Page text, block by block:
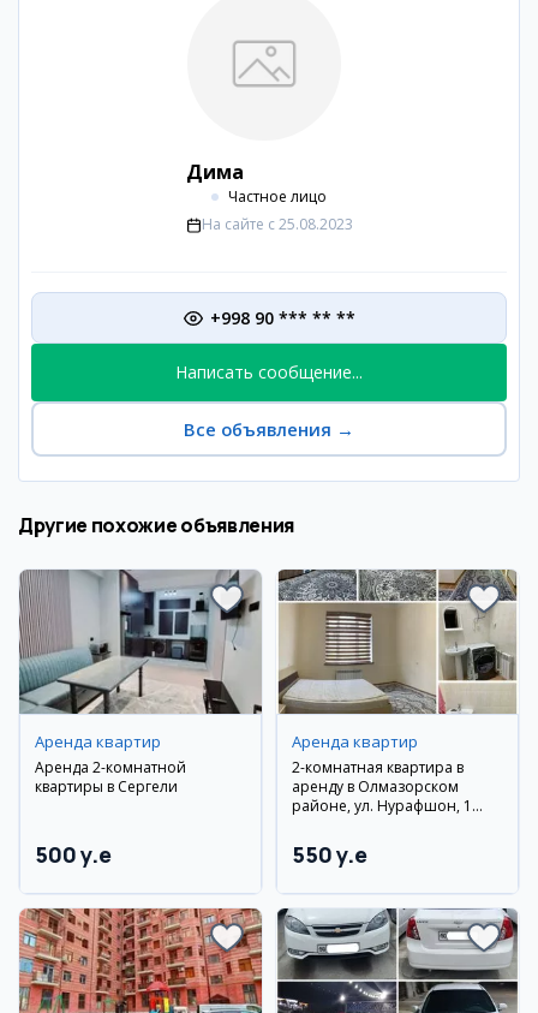
Дима
Частное лицо
На сайте с 25.08.2023
+998 90 *** ** **
Написать сообщение...
Все объявления →
Другие похожие объявления
Аренда квартир
Аренда 2-комнатной
квартиры в Сергели
500 y.e
Аренда квартир
2-комнатная квартира в
аренду в Олмазорском
районе, ул. Нурафшон, 1
техника
550 y.e